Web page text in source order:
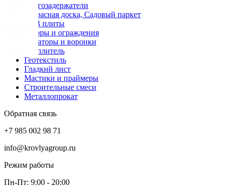
Снегозадержатели
Террасная доска, Садовый паркет
OSB плиты
Заборы и ограждения
Аэраторы и воронки
Утеплитель
Геотекстиль
Гладкий лист
Мастики и праймеры
Строительные смеси
Металлопрокат
Обратная связь
+7 985 002 98 71
info@krovlyagroup.ru
Режим работы
Пн-Пт: 9:00 - 20:00